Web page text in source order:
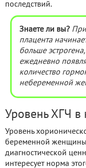
последствий.
Знаете ли вы?
плацента
больше
ежедневно
количество
небеременной
Уровень ХГЧ в
Уровень
беременной женщины
диагностической
интересует норма